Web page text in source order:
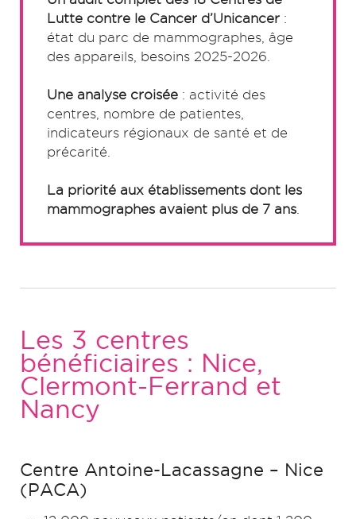
Lutte contre le Cancer d’Unicancer :
état du parc de mammographes, âge
des appareils, besoins 2025-2026.
Une analyse croisée : activité des
centres, nombre de patientes,
indicateurs régionaux de santé et de
précarité.
La priorité aux établissements dont les
mammographes avaient plus de 7 ans
Les 3 centres
bénéficiaires : Nice,
Clermont-Ferrand et
Nancy
Centre Antoine-Lacassagne – Nice
(PACA)